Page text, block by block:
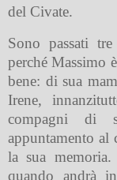
del Civate.
Sono passati
perché Massimo
bene: di sua
Irene,
compagni di
appuntamento al
la sua
quando andrà